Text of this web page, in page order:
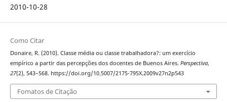
2010-10-28
Como Citar
Donaire, R. (2010). Classe média ou classe trabalhadora?: um exercício
empírico a partir das percepções dos docentes de Buenos Aires. Perspectiva,
27(2), 543–568. https://doi.org/10.5007/2175-795X.2009v27n2p543
Fomatos de Citação